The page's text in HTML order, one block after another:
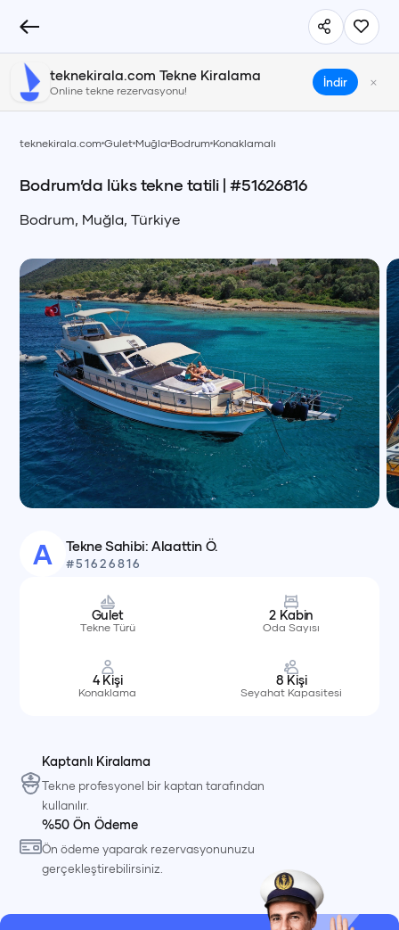
teknekirala.com Tekne Kiralama
Online tekne rezervasyonu!
İndir ×
teknekirala.com Gulet Muğla Bodrum Konaklamalı
Bodrum’da lüks tekne tatili| #51626816
Bodrum, Muğla,Türkiye
A Tekne Sahibi: Alaattin Ö.
#51626816
Gulet
Tekne Türü
2 Kabin
Oda Sayısı
4 Kişi
Konaklama
8 Kişi
Seyahat Kapasitesi
Kaptanlı Kiralama
Tekne profesyonel bir kaptan tarafından
kullanılır.
%50 Ön Ödeme
Ön ödeme yaparak rezervasyonunuzu
gerçekleştirebilirsiniz.